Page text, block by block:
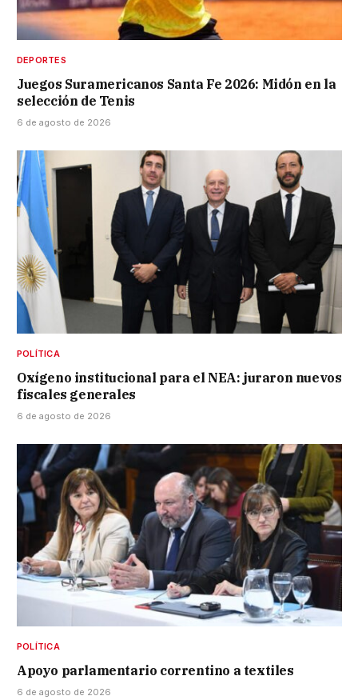
DEPORTES
Juegos Suramericanos Santa Fe 2026: Midón en la
selección de Tenis
6 de agosto de 2026
POLÍTICA
Oxígeno institucional para el NEA: juraron nuevos
fiscales generales
6 de agosto de 2026
POLÍTICA
Apoyo parlamentario correntino a textiles
6 de agosto de 2026